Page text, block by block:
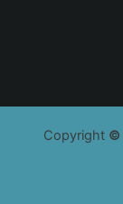
Copyright ©